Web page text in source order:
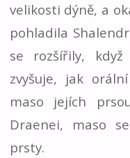
velikosti dýně, a
pohladila
se rozšířily,
zvyšuje, jak
maso jejích
Draenei, maso
prsty.